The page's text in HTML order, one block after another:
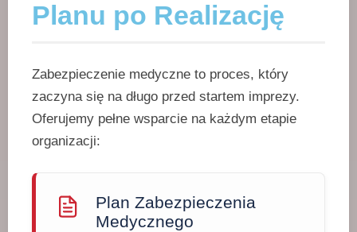
Planu po Realizację
Zabezpieczenie medyczne to proces, który
zaczyna się na długo przed startem imprezy.
Oferujemy pełne wsparcie na każdym etapie
organizacji:
Plan Zabezpieczenia
Medycznego